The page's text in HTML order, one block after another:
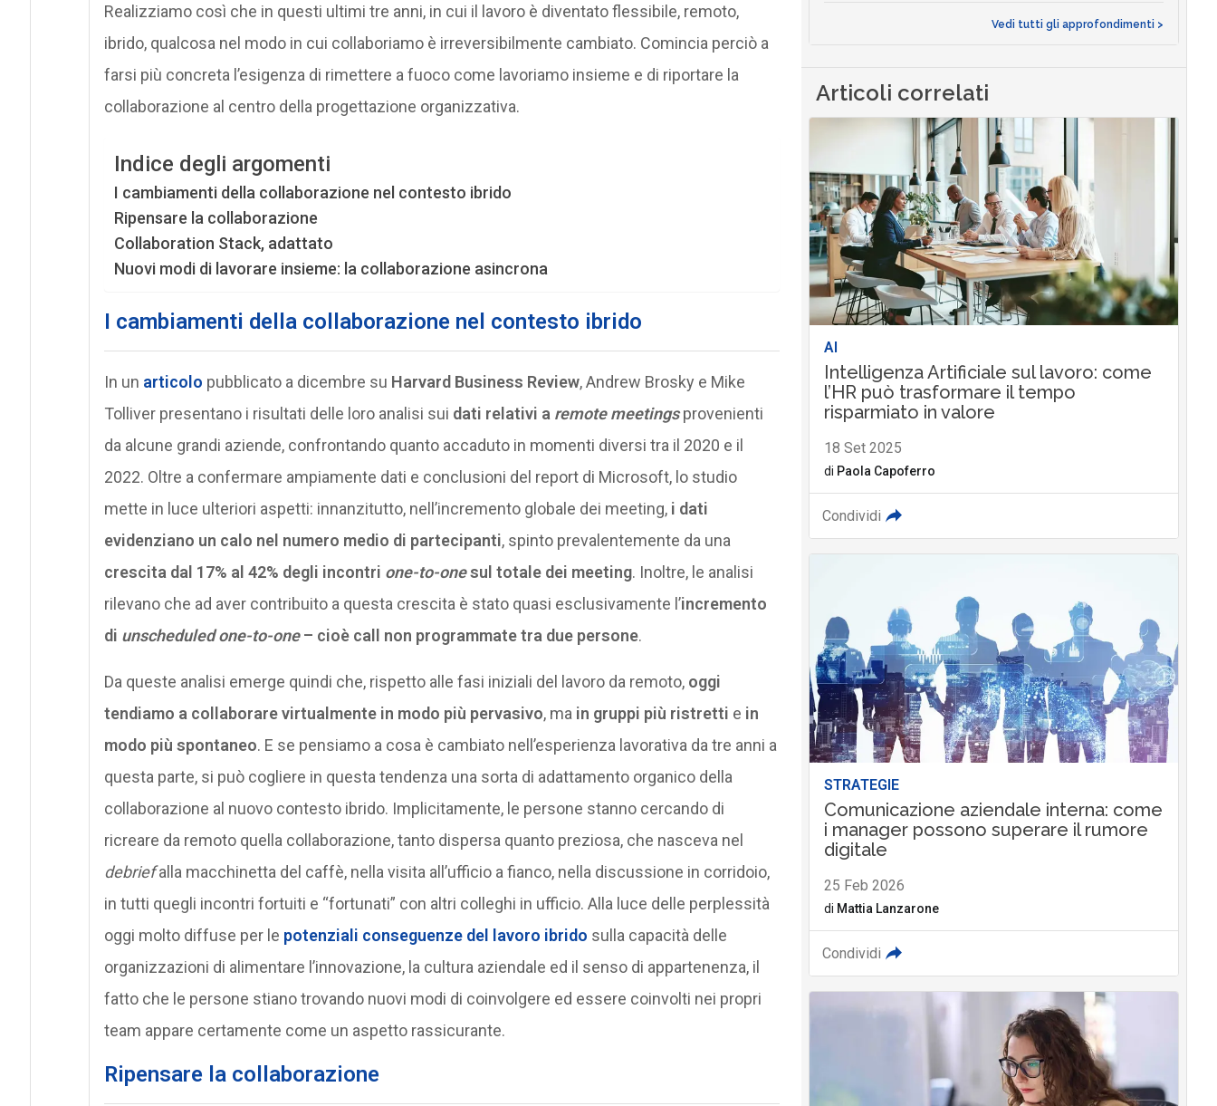
Realizziamo così che in questi ultimi tre anni, in cui il lavoro è diventato flessibile, remoto,
ibrido, qualcosa nel modo in cui collaboriamo è irreversibilmente cambiato. Comincia perciò a
farsi più concreta l’esigenza di rimettere a fuoco come lavoriamo insieme e di riportare la
collaborazione al centro della progettazione organizzativa.
Indice degli argomenti
I cambiamenti della collaborazione nel contesto ibrido
Ripensare la collaborazione
Collaboration Stack, adattato
Nuovi modi di lavorare insieme: la collaborazione asincrona
I cambiamenti della collaborazione nel contesto ibrido
In un articolo pubblicato a dicembre su Harvard Business Review, Andrew Brosky e Mike
Tolliver presentano i risultati delle loro analisi sui dati relativi a remote meetingsprovenienti
da alcune grandi aziende, confrontando quanto accaduto in momenti diversi tra il 2020 e il
2022. Oltre a confermare ampiamente dati e conclusioni del report di Microsoft, lo studio
mette in luce ulteriori aspetti: innanzitutto, nell’incremento globale dei meeting, i dati
evidenziano un calo nel numero medio di partecipanti, spinto prevalentemente da una
crescita dal 17% al 42% degli incontri one-to-onesul totale dei meeting. Inoltre, le analisi
rilevano che ad aver contribuito a questa crescita è stato quasi esclusivamente l’incremento
di unscheduled one-to-one– cioè call non programmate tra due persone.
Da queste analisi emerge quindi che, rispetto alle fasi iniziali del lavoro da remoto, oggi
tendiamo a collaborare virtualmente in modo più pervasivo, ma in gruppi più ristretti e in
modo più spontaneo. E se pensiamo a cosa è cambiato nell’esperienza lavorativa da tre anni a
questa parte, si può cogliere in questa tendenza una sorta di adattamento organico della
collaborazione al nuovo contesto ibrido. Implicitamente, le persone stanno cercando di
ricreare da remoto quella collaborazione, tanto dispersa quanto preziosa, che nasceva nel
debriefalla macchinetta del caffè, nella visita all’ufficio a fianco, nella discussione in corridoio,
in tutti quegli incontri fortuiti e “fortunati” con altri colleghi in ufficio. Alla luce delle perplessità
oggi molto diffuse per le potenziali conseguenze del lavoro ibrido sulla capacità delle
organizzazioni di alimentare l’innovazione, la cultura aziendale ed il senso di appartenenza, il
fatto che le persone stiano trovando nuovi modi di coinvolgere ed essere coinvolti nei propri
team appare certamente come un aspetto rassicurante.
Ripensare la collaborazione
Vedi tutti gli approfondimenti >
Articoli correlati
AI
Intelligenza Artificiale sul lavoro: come
l’HR può trasformare il tempo
risparmiato in valore
18 Set 2025
di Paola Capoferro
Condividi
STRATEGIE
Comunicazione aziendale interna: come
i manager possono superare il rumore
digitale
25 Feb 2026
di Mattia Lanzarone
Condividi